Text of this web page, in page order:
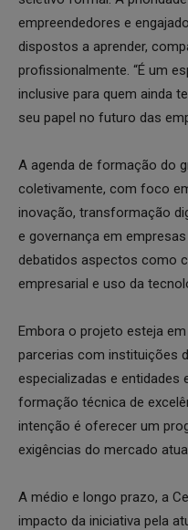
empreendedores e
dispostos a aprender,
profissionalmente. “É um
inclusive para quem ainda
seu papel no futuro das
A agenda de formação do
coletivamente, com foco
inovação, transformação
e governança em
debatidos aspectos como
empresarial e uso da
Embora o projeto esteja
parcerias com instituições
especializadas e entidades
formação técnica de
intenção é oferecer um
exigências do mercado
A médio e longo prazo, a
impacto da iniciativa pela